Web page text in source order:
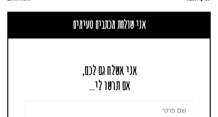
אני שולחת מכתבים טעימים
אני אשלח גם לכם,
אם תרשו לי...